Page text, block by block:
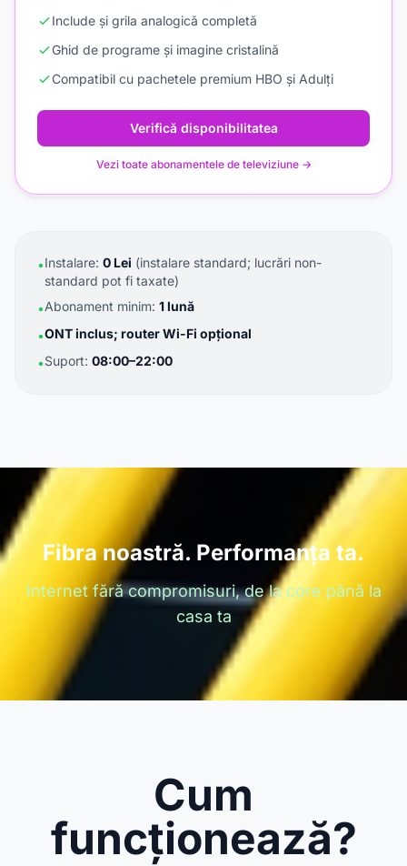
Include și grila analogică completă
Ghid de programe și imagine cristalină
Compatibil cu pachetele premium HBO și Adulți
Verifică disponibilitatea
Vezi toate abonamentele de televiziune →
•Instalare: 0 Lei (instalare standard; lucrări non-
standard pot fi taxate)
•Abonament minim: 1 lună
•ONT inclus; router Wi-Fi opțional
•Suport: 08:00–22:00
Fibra noastră. Performanța ta.
Internet fără compromisuri, de la core până la
casa ta
Cum
funcționează?